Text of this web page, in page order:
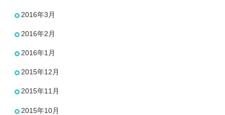
2016年3月
2016年2月
2016年1月
2015年12月
2015年11月
2015年10月